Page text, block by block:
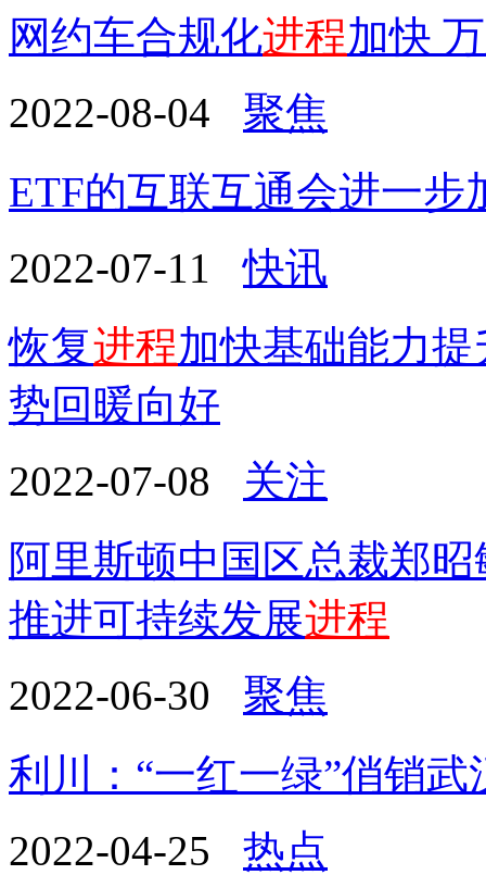
网约车合规化进程加快
2022-08-04 聚焦
ETF的互联互通会进一步
2022-07-11快讯
恢复进程加快基础能力
势回暖向好
2022-07-08 关注
阿里斯顿中国区总裁郑
推进可持续发展进程
2022-06-30 聚焦
利川：“一红一绿”俏销
2022-04-25 热点